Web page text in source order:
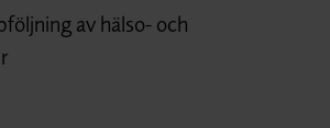
av hälso- och